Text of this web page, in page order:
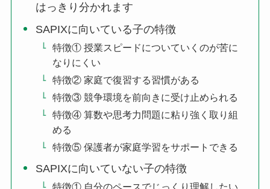
はっきり分かれます
SAPIXに向いている子の特徴
特徴① 授業スピードについていくのが苦に
なりにくい
特徴② 家庭で復習する習慣がある
特徴③ 競争環境を前向きに受け止められる
特徴④ 算数や思考力問題に粘り強く取り組
める
特徴⑤ 保護者が家庭学習をサポートできる
SAPIXに向いていない子の特徴
特徴① 自分のペースでじっくり理解したい